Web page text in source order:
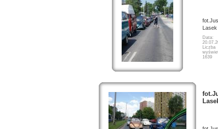
Lasek
Data:
Liczba
1639